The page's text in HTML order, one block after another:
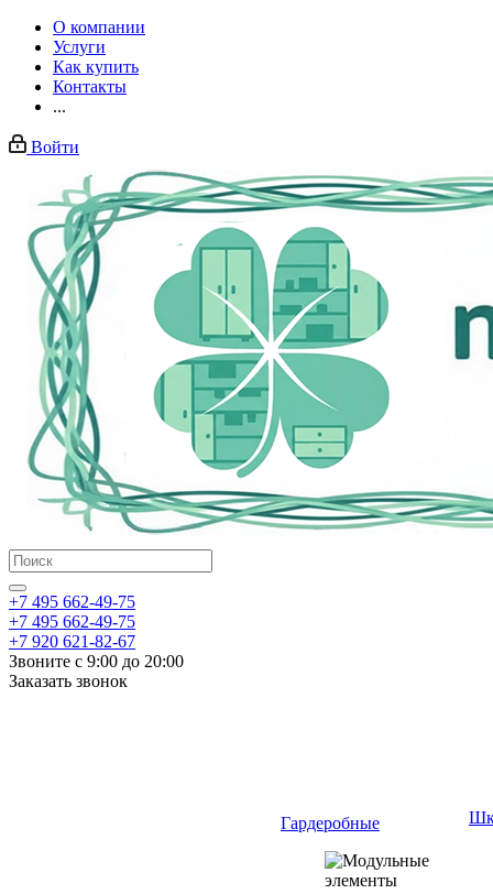
О компании
Услуги
Как купить
Контакты
...
Войти
+7 495 662-49-75
+7 495 662-49-75
+7 920 621-82-67
Звоните с 9:00 до 20:00
Заказать звонок
Гардеробные